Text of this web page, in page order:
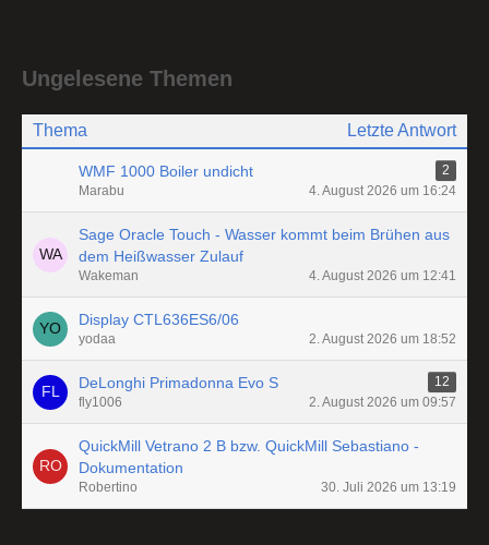
Ungelesene Themen
Thema Letzte Antwort
WMF 1000 Boiler undicht
2
Marabu
4. August 2026 um 16:24
Sage Oracle Touch - Wasser kommt beim Brühen aus
dem Heißwasser Zulauf
Wakeman 4. August 2026 um 12:41
Display CTL636ES6/06
yodaa 2. August 2026 um 18:52
DeLonghi Primadonna Evo S
12
fly1006
2. August 2026 um 09:57
QuickMill Vetrano 2 B bzw. QuickMill Sebastiano -
Dokumentation
Robertino 30. Juli 2026 um 13:19